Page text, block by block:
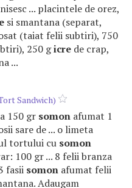
... placintele de orez,
si smantana (separat,
(taiat felii subtiri), 750
250 gicre de crap,
...
Sandwich)
150 gr somon afumat 1
sare de ... o limeta
tortului cu somon
100 gr ... 8 felii branza
fasii somon afumat felii
Adaugam